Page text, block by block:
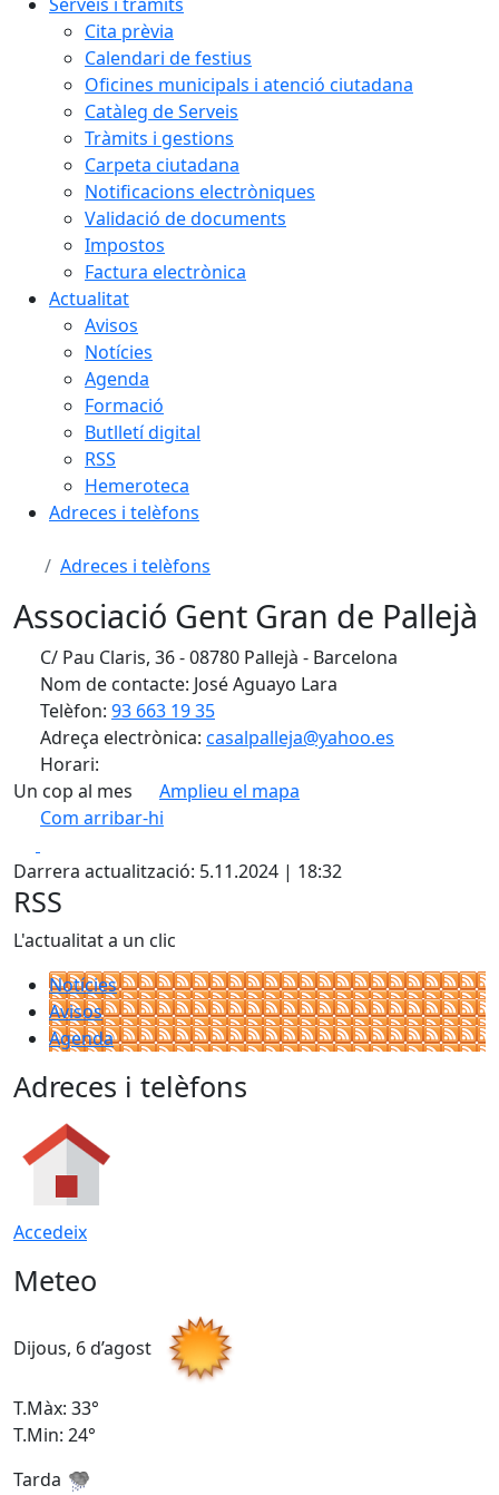
Cita prèvia
Calendari de festius
Oficines municipals i atenció ciutadana
Catàleg de Serveis
Tràmits i gestions
Carpeta ciutadana
Notificacions electròniques
Validació de documents
Impostos
Factura electrònica
Actualitat
Avisos
Notícies
Agenda
Formació
Butlletí digital
RSS
Hemeroteca
Adreces i telèfons
Adreces i telèfons
Associació Gent Gran de Pallejà
C/ Pau Claris, 36 - 08780 Pallejà - Barcelona
Nom de contacte: José Aguayo Lara
Telèfon: 93 663 19 35
Adreça electrònica: casalpalleja@yahoo.es
Horari:
Un cop al mes
Amplieu el mapa
Com arribar-hi
+
−
Darrera actualització: 5.11.2024 | 18:32
RSS
L'actualitat a un clic
Notícies
Avisos
Agenda
Adreces i telèfons
Accedeix
Meteo
Dijous, 6 d’agost
T.Màx: 33°
T.Min: 24°
Tarda